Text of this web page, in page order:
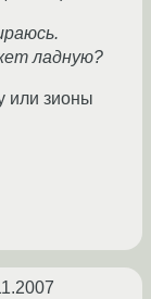
ладную?
или зионы